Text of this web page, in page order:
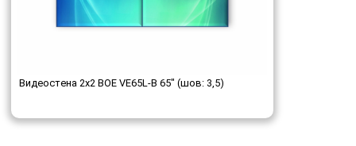
Видеостена 2x2 BOE VE65L-B 65" (шов: 3,5)